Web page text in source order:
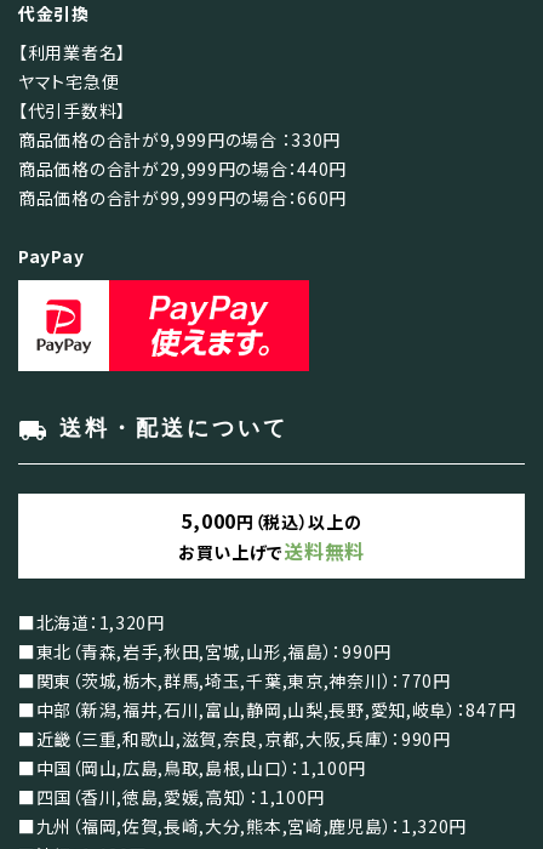
代金引換
【利用業者名】
ヤマト宅急便
【代引手数料】
商品価格の合計が9,999円の場合 ：330円
商品価格の合計が29,999円の場合：440円
商品価格の合計が99,999円の場合：660円
PayPay
local_shipping 送料・配送について
5,000円（税込）以上の
お買い上げで送料無料
■北海道：1,320円
■東北（青森,岩手,秋田,宮城,山形,福島）：990円
■関東（茨城,栃木,群馬,埼玉,千葉,東京,神奈川）：770円
■中部（新潟,福井,石川,富山,静岡,山梨,長野,愛知,岐阜）：847円
■近畿（三重,和歌山,滋賀,奈良,京都,大阪,兵庫）：990円
■中国（岡山,広島,鳥取,島根,山口）：1,100円
■四国（香川,徳島,愛媛,高知）：1,100円
■九州（福岡,佐賀,長崎,大分,熊本,宮崎,鹿児島）：1,320円